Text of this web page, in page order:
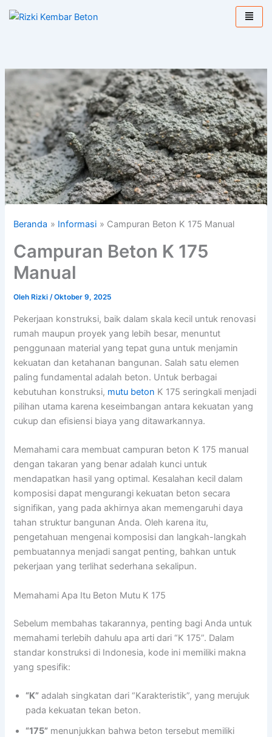
Beranda Informasi Campuran Beton K 175 Manual
Campuran Beton K 175
Manual
Oleh Rizki/Oktober 9, 2025
Pekerjaan konstruksi, baik dalam skala kecil untuk renovasi
rumah maupun proyek yang lebih besar, menuntut
penggunaan material yang tepat guna untuk menjamin
kekuatan dan ketahanan bangunan. Salah satu elemen
paling fundamental adalah beton. Untuk berbagai
kebutuhan konstruksi, mutu beton K 175 seringkali menjadi
pilihan utama karena keseimbangan antara kekuatan yang
cukup dan efisiensi biaya yang ditawarkannya.
Memahami cara membuat campuran beton K 175 manual
dengan takaran yang benar adalah kunci untuk
mendapatkan hasil yang optimal. Kesalahan kecil dalam
komposisi dapat mengurangi kekuatan beton secara
signifikan, yang pada akhirnya akan memengaruhi daya
tahan struktur bangunan Anda. Oleh karena itu,
pengetahuan mengenai komposisi dan langkah-langkah
pembuatannya menjadi sangat penting, bahkan untuk
pekerjaan yang terlihat sederhana sekalipun.
Memahami Apa Itu Beton Mutu K 175
Sebelum membahas takarannya, penting bagi Anda untuk
memahami terlebih dahulu apa arti dari “K 175”. Dalam
standar konstruksi di Indonesia, kode ini memiliki makna
yang spesifik:
“K” adalah singkatan dari “Karakteristik”, yang merujuk
pada kekuatan tekan beton.
“175” menunjukkan bahwa beton tersebut memiliki